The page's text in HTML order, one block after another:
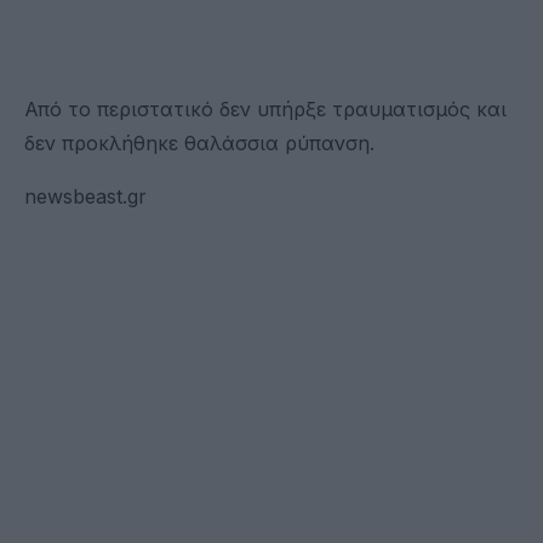
Από το περιστατικό δεν υπήρξε τραυματισμός και
δεν προκλήθηκε θαλάσσια ρύπανση.
newsbeast.gr